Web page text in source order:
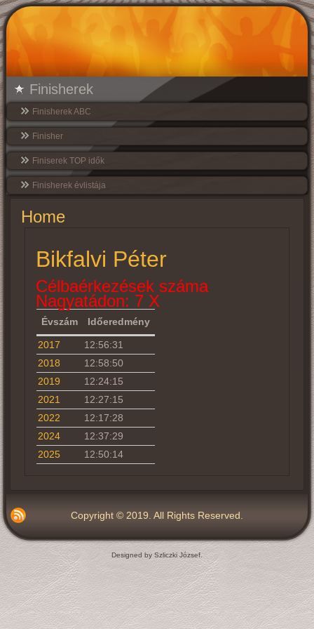
Finisherek
Finisherek ABC
Finisher
Finiserek TOP idők
Finisherek évlistája
Home
Bikfalvi Péter
Célbaérkezések száma
Nagyatádon: 7 X
Évszám Időeredmény
2017
12:56:31
2018
12:58:50
2019
12:24:15
2021
12:27:15
2022
12:17:28
2024
12:37:29
2025
12:50:14
Copyright © 2019. All Rights Reserved.
Designed by Szliczki József.